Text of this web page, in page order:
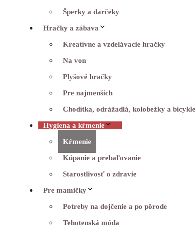
Šperky a darčeky
Hračky a zábava
Kreatívne a vzdelávacie hračky
Na von
Plyšové hračky
Pre najmenších
Chodítka, odrážadlá, kolobežky a bicykle
Hygiena a kŕmenie
Kŕmenie
Kúpanie a prebaľovanie
Starostlivosť o zdravie
Pre mamičky
Potreby na dojčenie a po pôrode
Tehotenská móda